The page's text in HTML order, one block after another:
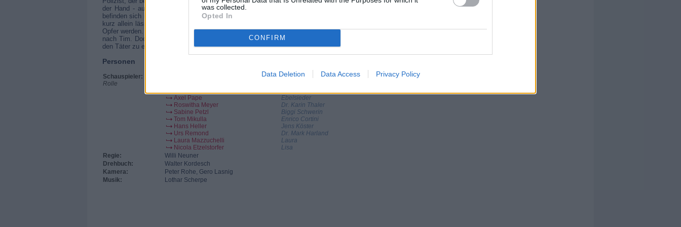
was collected.
Opted In
CONFIRM
Data Deletion Data Access Privacy Policy
der Hand - auf sein Motorrad. Er will vor der Polizei den Täter finden und seine Frau rächen. Zur gleichen Zeit
befinden sich in demselben Waldstück Bea und Tim. Tim trägt eine ähnliche Kappe wie der Triebtäter. Als Tim Bea
kurz allein lässt, um etwas aus dem entfernt parkenden Auto zu holen, trifft Hans auf Bea. Sie soll sein nächstes
Opfer werden. Bea flüchtet in Panik. Es wird aber nicht lange dauern, bis Hans sie eingeholt hat. Verzweifelt ruft sie
nach Tim. Doch der hat seine eigenen Probleme: Er ist Kurt begegnet. Kurt glaubt, die Baseball-Kappe und damit
den Täter zu erkennen. Er will Tim mit der Axt töten. Eine mörderische Jagd beginnt...
Personen
Schauspieler:
Rolle
Peter Berger
Axel Pape
Ebelsieder
Roswitha Meyer
Dr. Karin Thaler
Sabine Petzl
Biggi Schwerin
Tom Mikulla
Enrico Cortini
Hans Heller
Jens Köster
Urs Remond
Dr. Mark Harland
Laura Mazzuchelli
Laura
Nicola Etzelstorfer
Lisa
Regie:
Willi Neuner
Drehbuch:
Walter Kordesch
Kamera:
Peter Rohe, Gero Lasnig
Musik:
Lothar Scherpe